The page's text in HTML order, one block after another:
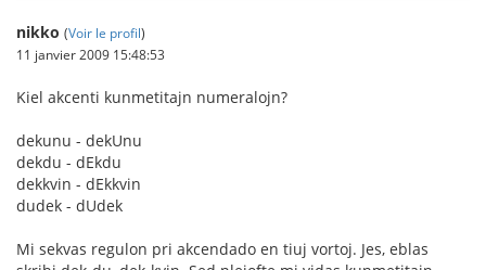
nikko (Voir le profil)
11 janvier 2009 15:48:53
Kiel akcenti kunmetitajn numeralojn?
dekunu - dekUnu
dekdu - dEkdu
dekkvin - dEkkvin
dudek - dUdek
Mi sekvas regulon pri akcendado en tiuj vortoj. Jes, eblas